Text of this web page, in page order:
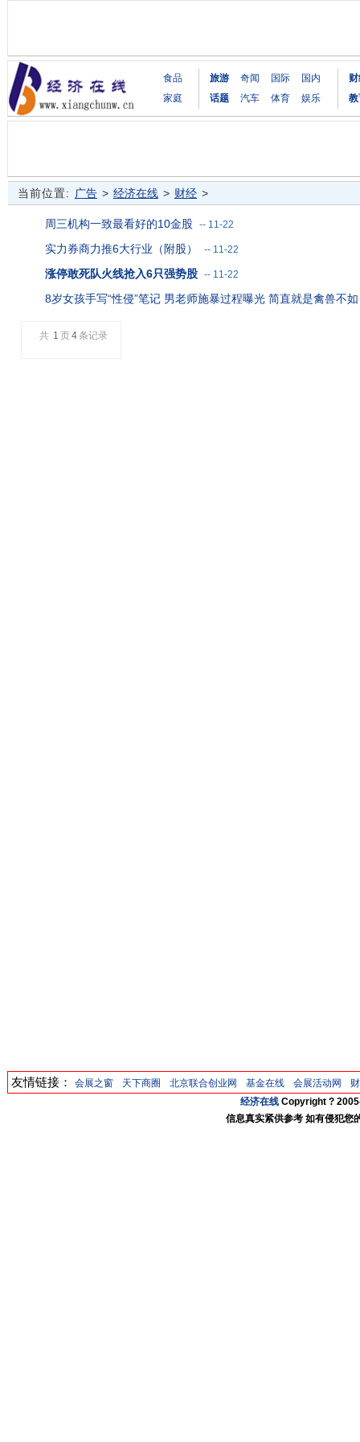
食品
家庭
旅游 奇闻 国际
国内
话题
汽车 体育 娱乐
当前位置: 广告 > 经济在线 > 财经 >
周三机构一致最看好的10金股 -- 11-22
实力券商力推6大行业（附股） -- 11-22
涨停敢死队火线抢入6只强势股 -- 11-22
8岁女孩手写“性侵”笔记 男老师施暴过程曝光 简直就是禽兽不如
共 1 页4条记录
友情链接： 会展之窗 天下商圈 北京联合创业网 基金在线 会展活动网
经济在线Copyright ?
信息真实紧供参考 如有侵犯您